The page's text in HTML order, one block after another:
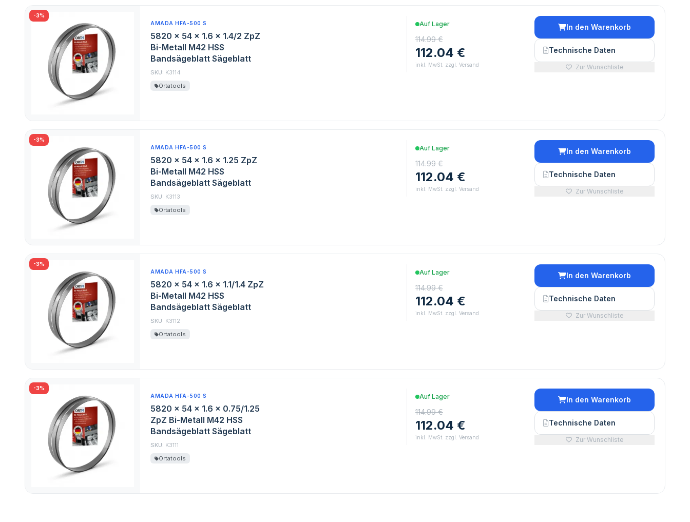
-3%
AMADA HFA-500 S
5820 x 54 x 1.6 x 1.4/2 ZpZ
Bi-Metall M42 HSS
Bandsägeblatt Sägeblatt
SKU: K3114
Ortatools
Auf Lager
114.99 €
112.04 €
inkl. MwSt. zzgl. Versand
In den Warenkorb
Technische Daten
Zur Wunschliste
-3%
AMADA HFA-500 S
5820 x 54 x 1.6 x 1.25 ZpZ
Bi-Metall M42 HSS
Bandsägeblatt Sägeblatt
SKU: K3113
Ortatools
Auf Lager
114.99 €
112.04 €
inkl. MwSt. zzgl. Versand
In den Warenkorb
Technische Daten
Zur Wunschliste
-3%
AMADA HFA-500 S
5820 x 54 x 1.6 x 1.1/1.4 ZpZ
Bi-Metall M42 HSS
Bandsägeblatt Sägeblatt
SKU: K3112
Ortatools
Auf Lager
114.99 €
112.04 €
inkl. MwSt. zzgl. Versand
In den Warenkorb
Technische Daten
Zur Wunschliste
-3%
AMADA HFA-500 S
5820 x 54 x 1.6 x 0.75/1.25
ZpZ Bi-Metall M42 HSS
Bandsägeblatt Sägeblatt
SKU: K3111
Ortatools
Auf Lager
114.99 €
112.04 €
inkl. MwSt. zzgl. Versand
In den Warenkorb
Technische Daten
Zur Wunschliste